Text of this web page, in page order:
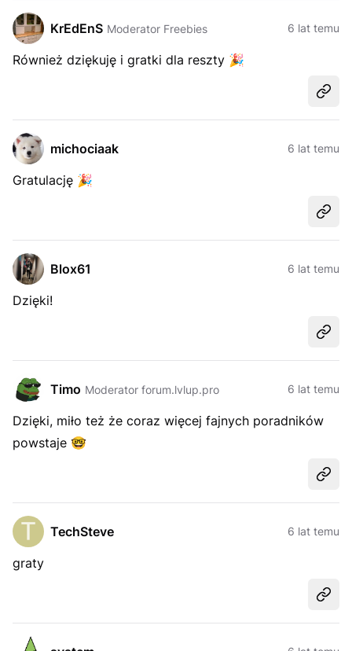
KrEdEnS Moderator Freebies 6 lat temu
Również dziękuję i gratki dla reszty 🎉
michociaak 6 lat temu
Gratulację 🎉
Blox61 6 lat temu
Dzięki!
Timo Moderator forum.lvlup.pro 6 lat temu
Dzięki, miło też że coraz więcej fajnych poradników
powstaje 🤓
TechSteve 6 lat temu
graty